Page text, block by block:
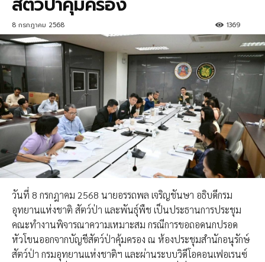
8 กรกฎาคม 2568 1369
วันที่ 8 กรกฎาคม 2568 นายอรรถพล เจริญชันษา อธิบดีกรม
อุทยานแห่งชาติ สัตว์ป่า และพันธุ์พืช เป็นประธานการประชุม
คณะทำงานพิจารณาความเหมาะสม กรณีการขอถอดนกปรอด
หัวโขนออกจากบัญชีสัตว์ป่าคุ้มครอง ณ ห้องประชุมสำนักอนุรักษ์
สัตว์ป่า กรมอุทยานแห่งชาติฯ และผ่านระบบวิดีโอคอนเฟอเรนซ์